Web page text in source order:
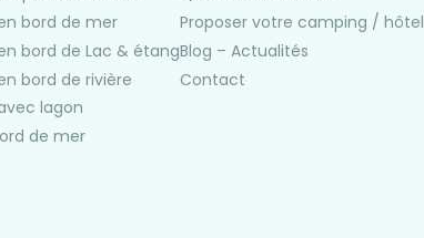
bord de mer
bord de Lac & étang
bord de rivière
lagon
de mer
Proposer votre camping / hôtel
Blog – Actualités
Contact